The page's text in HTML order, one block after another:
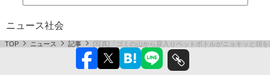
ニュース社会
TOP ニュース 記事 [写真]「ゴミの山から尿入りペットボトルがニョキッと頭